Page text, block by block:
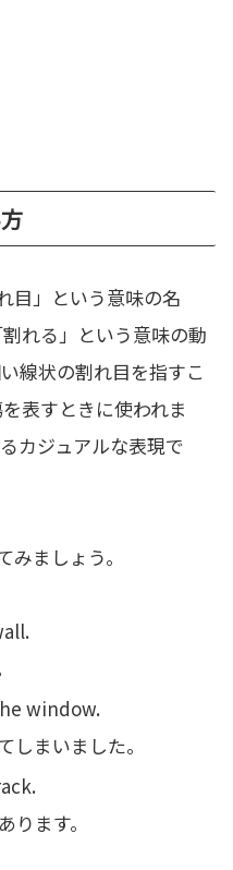
目」という意味の名
れる」という意味の動
線状の割れ目を指すこ
表すときに使われま
カジュアルな表現で
みましょう。
window.
しまいました。
ます。